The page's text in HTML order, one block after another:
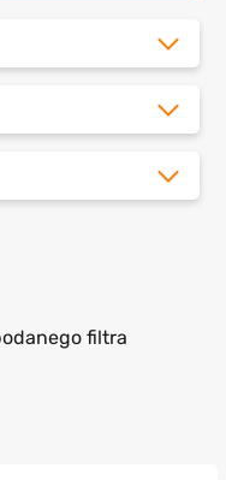
filtra